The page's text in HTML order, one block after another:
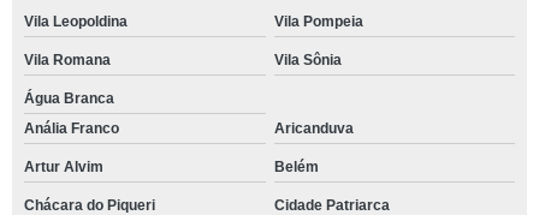
Vila Leopoldina Vila Pompeia
Vila Romana Vila Sônia
Água Branca
Anália Franco
Aricanduva
Artur Alvim Belém
Chácara do Piqueri Cidade Patriarca